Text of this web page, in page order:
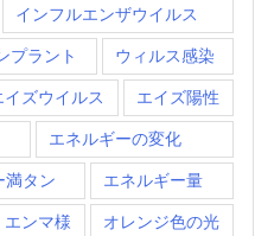
インフルエンザウイルス
プラント ウィルス感染
イズウイルス エイズ陽性
エネルギーの変化
満タン エネルギー量
エンマ様 オレンジ色の光